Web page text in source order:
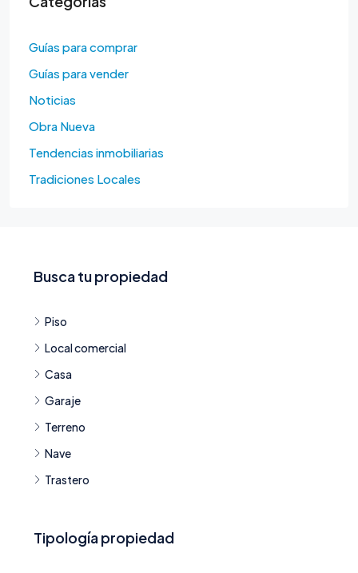
Guías para comprar
Guías para vender
Noticias
Obra Nueva
Tendencias inmobiliarias
Tradiciones Locales
Busca tu propiedad
Piso
Local comercial
Casa
Garaje
Terreno
Nave
Trastero
Tipología propiedad